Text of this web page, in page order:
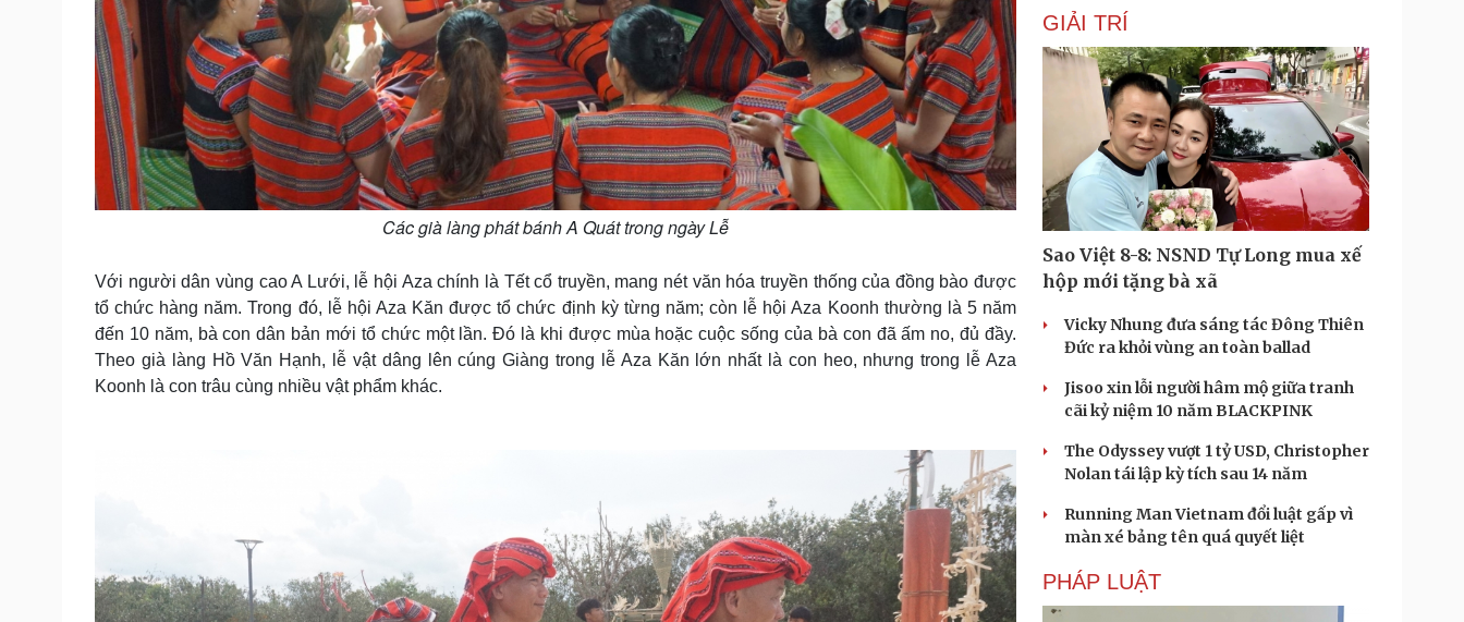
Các già làng phát bánh A Quát trong ngày Lễ
Với người dân vùng cao A Lưới, lễ hội Aza chính là Tết cổ truyền, mang nét văn hóa truyền thống của đồng bào được
tổ chức hàng năm. Trong đó, lễ hội Aza Kăn được tổ chức định kỳ từng năm; còn lễ hội Aza Koonh thường là 5 năm
đến 10 năm, bà con dân bản mới tổ chức một lần. Đó là khi được mùa hoặc cuộc sống của bà con đã ấm no, đủ đầy.
Theo già làng Hồ Văn Hạnh, lễ vật dâng lên cúng Giàng trong lễ Aza Kăn lớn nhất là con heo, nhưng trong lễ Aza
Koonh là con trâu cùng nhiều vật phẩm khác.
GIẢI TRÍ
Sao Việt 8-8: NSND Tự Long mua xế
hộp mới tặng bà xã
Vicky Nhung đưa sáng tác Đông Thiên
Đức ra khỏi vùng an toàn ballad
Jisoo xin lỗi người hâm mộ giữa tranh
cãi kỷ niệm 10 năm BLACKPINK
The Odyssey vượt 1 tỷ USD, Christopher
Nolan tái lập kỳ tích sau 14 năm
Running Man Vietnam đổi luật gấp vì
màn xé bảng tên quá quyết liệt
PHÁP LUẬT